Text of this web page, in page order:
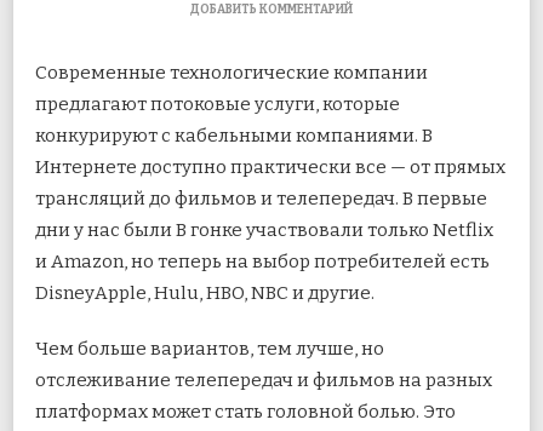
ДОБАВИТЬ КОММЕНТАРИЙК
VS
TIME:
КАКОЕ
ДЛЯ
ОТСЛЕЖИВАНИЯ
И
ФИЛЬМОВ
ЛУЧШЕ
Современные технологические компании
предлагают потоковые услуги, которые
конкурируют с кабельными компаниями. В
Интернете доступно практически все — от прямых
трансляций до фильмов и телепередач. В первые
дни у нас былиВ гонке участвовали только Netflix
и Amazon, но теперь на выбор потребителей есть
DisneyApple, Hulu, HBO, NBC и другие.
Чем больше вариантов, тем лучше, но
отслеживание телепередач и фильмов на разных
платформах может стать головной болью. Это